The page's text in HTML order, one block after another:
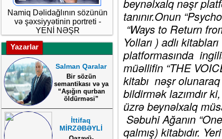
Namiq Dəlidağlının sözünün
və şəxsiyyətinin portreti -
YENİ NƏŞR
Yazarlar
Salman Qaralar
Bir sözün
semantikası və ya
“Aşığın qurban
öldürməsi”
İttifaq
MİRZƏBƏYLİ
beynəlxalq nəşr
tanınır.Onun
“Ways to Return
Yolları ) adlı
platformasında
müəllifin “THE
kitabı nəşr olunaraq
bildirmək lazımdır
üzrə beynəlxalq
Səbuhi Ağanın
qalmış) kitabıdır.